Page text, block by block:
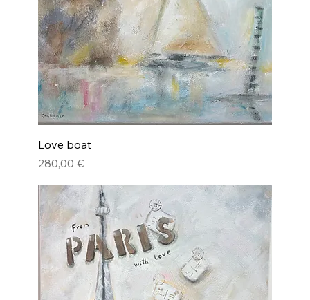
Love boat
Pris
280,00 €